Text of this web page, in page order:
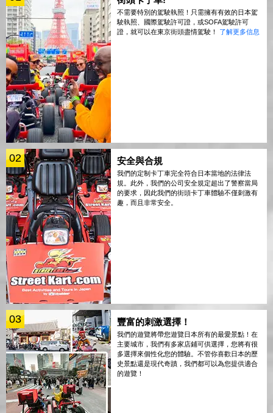
不需要特別的駕駛執照！只需擁有有效的日本駕
駛執照、國際駕駛許可證，或SOFA駕駛許可
證，就可以在東京街頭盡情駕駛！ 了解更多信息
02 安全與合規
我們的定制卡丁車完全符合日本當地的法律法
規。此外，我們的公司安全規定超出了警察當局
的要求，因此我們的街頭卡丁車體驗不僅刺激有
趣，而且非常安全。
03 豐富的刺激選擇！
我們的遊覽將帶您遊覽日本所有的最愛景點！在
主要城市，我們有多家店鋪可供選擇，您將有很
多選擇來個性化您的體驗。不管你喜歡日本的歷
史景點還是現代奇蹟，我們都可以為您提供適合
的遊覽！